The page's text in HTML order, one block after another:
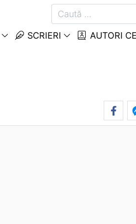
SCRIERI AUTORI